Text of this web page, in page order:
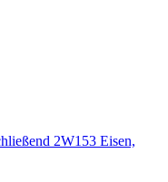
2W153 Eisen,